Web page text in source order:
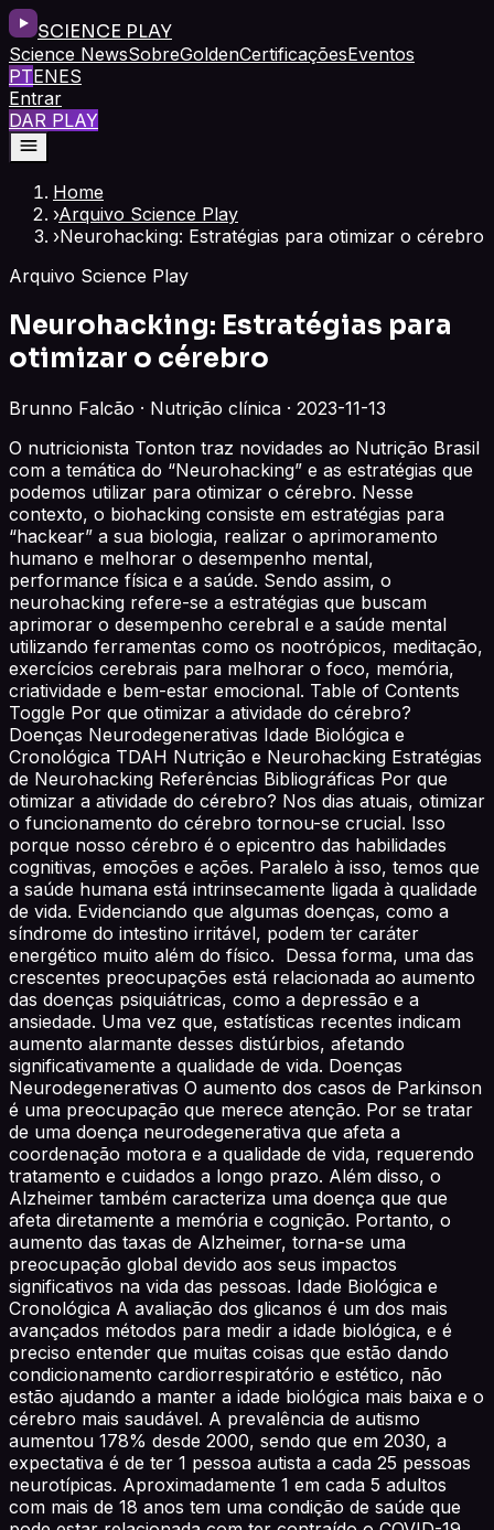
SCIENCE PLAY
Science NewsSobreGoldenCertificaçõesEventos
PTENES
Entrar
DAR PLAY
Home
›Arquivo Science Play
›Neurohacking: Estratégias para otimizar o cérebro
Arquivo Science Play
Neurohacking: Estratégias para
otimizar o cérebro
Brunno Falcão · Nutrição clínica · 2023-11-13
O nutricionista Tonton traz novidades ao Nutrição Brasil
com a temática do “Neurohacking” e as estratégias que
podemos utilizar para otimizar o cérebro. Nesse
contexto, o biohacking consiste em estratégias para
“hackear” a sua biologia, realizar o aprimoramento
humano e melhorar o desempenho mental,
performance física e a saúde. Sendo assim, o
neurohacking refere-se a estratégias que buscam
aprimorar o desempenho cerebral e a saúde mental
utilizando ferramentas como os nootrópicos, meditação,
exercícios cerebrais para melhorar o foco, memória,
criatividade e bem-estar emocional. Table of Contents
Toggle Por que otimizar a atividade do cérebro?
Doenças Neurodegenerativas Idade Biológica e
Cronológica TDAH Nutrição e Neurohacking Estratégias
de Neurohacking Referências Bibliográficas Por que
otimizar a atividade do cérebro? Nos dias atuais, otimizar
o funcionamento do cérebro tornou-se crucial. Isso
porque nosso cérebro é o epicentro das habilidades
cognitivas, emoções e ações. Paralelo à isso, temos que
a saúde humana está intrinsecamente ligada à qualidade
de vida. Evidenciando que algumas doenças, como a
síndrome do intestino irritável, podem ter caráter
energético muito além do físico. Dessa forma, uma das
crescentes preocupações está relacionada ao aumento
das doenças psiquiátricas, como a depressão e a
ansiedade. Uma vez que, estatísticas recentes indicam
aumento alarmante desses distúrbios, afetando
significativamente a qualidade de vida. Doenças
Neurodegenerativas O aumento dos casos de Parkinson
é uma preocupação que merece atenção. Por se tratar
de uma doença neurodegenerativa que afeta a
coordenação motora e a qualidade de vida, requerendo
tratamento e cuidados a longo prazo. Além disso, o
Alzheimer também caracteriza uma doença que que
afeta diretamente a memória e cognição. Portanto, o
aumento das taxas de Alzheimer, torna-se uma
preocupação global devido aos seus impactos
significativos na vida das pessoas. Idade Biológica e
Cronológica A avaliação dos glicanos é um dos mais
avançados métodos para medir a idade biológica, e é
preciso entender que muitas coisas que estão dando
condicionamento cardiorrespiratório e estético, não
estão ajudando a manter a idade biológica mais baixa e o
cérebro mais saudável. A prevalência de autismo
aumentou 178% desde 2000, sendo que em 2030, a
expectativa é de ter 1 pessoa autista a cada 25 pessoas
neurotípicas. Aproximadamente 1 em cada 5 adultos
com mais de 18 anos tem uma condição de saúde que